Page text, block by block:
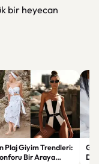
bir heyecan
Plaj Giyim Trendleri:
Bir Araya